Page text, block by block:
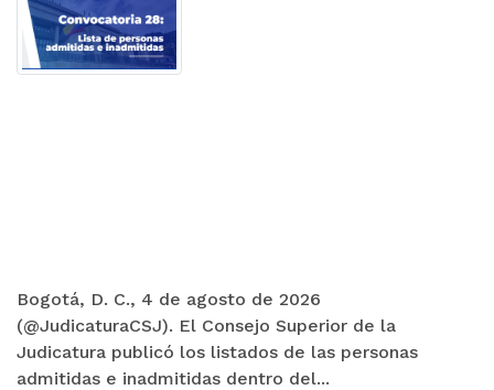
Bogotá, D. C., 4 de agosto de 2026
(@JudicaturaCSJ). El Consejo Superior de la
Judicatura publicó los listados de las personas
admitidas e inadmitidas dentro del...